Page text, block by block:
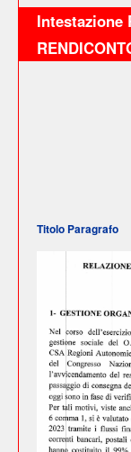
Intestazione
Titolo Paragrafo